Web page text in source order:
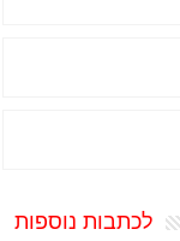
לכתבות נוספות